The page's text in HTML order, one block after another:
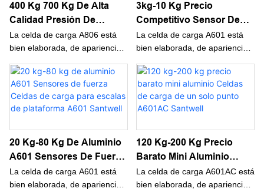
400 Kg 700 Kg De Alta
Calidad Presión De
Aluminio Sensor Pesaje
De Peso Uniforme Celular
De Carga Barata A806
Santwell
La celda de carga A806 está
bien elaborada, de apariencia
excelente y una excelente
calidad. Una vez que están en
el mercado, la mayoría de los
clientes los han amado y
3kg-10 Kg Precio
Competitivo Sensor De
Peso De Aluminio Celular
De Carga A601 Santwell
La celda de carga A601 está
bien elaborada, de apariencia
excelente y una excelente
calidad. Una vez que están en
el mercado, la mayoría de los
clientes los han amado y
20 Kg-80 Kg De Aluminio
A601 Sensores De Fuerza
Celdas De Carga Para
Escalas De Plataforma
La celda de carga A601 está
bien elaborada, de apariencia
120 Kg-200 Kg Precio
Barato Mini Aluminio
Celdas De Carga De Un
Solo Punto A601AC
La celda de carga A601AC está
bien elaborada, de apariencia